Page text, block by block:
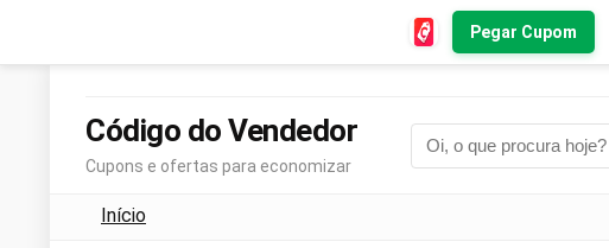
Pegar Cupom
Código do Vendedor
Cupons e ofertas para economizar
Início